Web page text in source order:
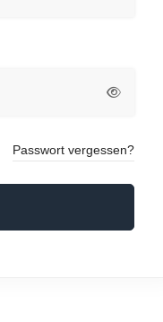
Passwort vergessen?